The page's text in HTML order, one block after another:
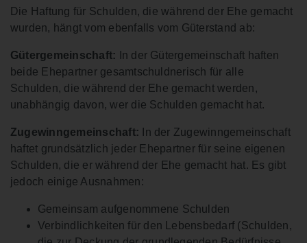
Die Haftung für Schulden, die während der Ehe gemacht
wurden, hängt vom ebenfalls vom Güterstand ab:
Gütergemeinschaft: In der Gütergemeinschaft haften
beide Ehepartner gesamtschuldnerisch für alle
Schulden, die während der Ehe gemacht werden,
unabhängig davon, wer die Schulden gemacht hat.
Zugewinngemeinschaft: In der Zugewinngemeinschaft
haftet grundsätzlich jeder Ehepartner für seine eigenen
Schulden, die er während der Ehe gemacht hat. Es gibt
jedoch einige Ausnahmen:
Gemeinsam aufgenommene Schulden
Verbindlichkeiten für den Lebensbedarf (Schulden,